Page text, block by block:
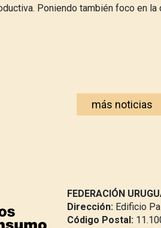
Poniendo también foco en
más noticias
FEDERACIÓN
Dirección: Edificio
Código Postal: